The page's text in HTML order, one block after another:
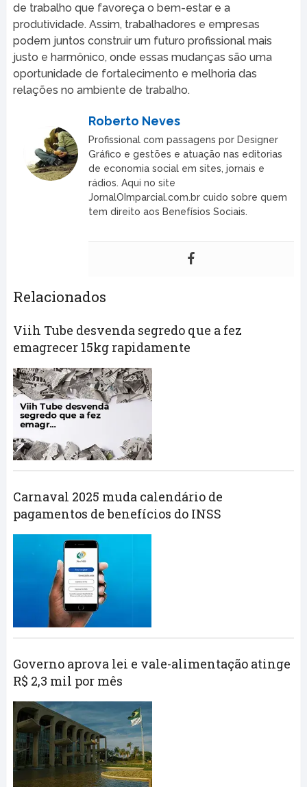
de trabalho que favoreça o bem-estar e a
produtividade. Assim, trabalhadores e empresas
podem juntos construir um futuro profissional mais
justo e harmônico, onde essas mudanças são uma
oportunidade de fortalecimento e melhoria das
relações no ambiente de trabalho.
Roberto Neves
Profissional com passagens por Designer
Gráfico e gestões e atuação nas editorias
de economia social em sites, jornais e
rádios. Aqui no site
JornalOImparcial.com.br cuido sobre quem
tem direito aos Benefísios Sociais.
Relacionados
Viih Tube desvenda segredo que a fez
emagrecer 15kg rapidamente
Carnaval 2025 muda calendário de
pagamentos de benefícios do INSS
Governo aprova lei e vale-alimentação atinge
R$ 2,3 mil por mês